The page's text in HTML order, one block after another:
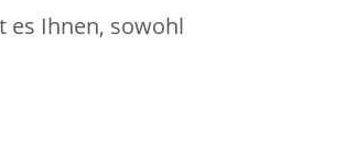
es Ihnen, sowohl